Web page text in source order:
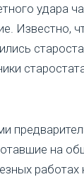
удара
Известно,
на
работах